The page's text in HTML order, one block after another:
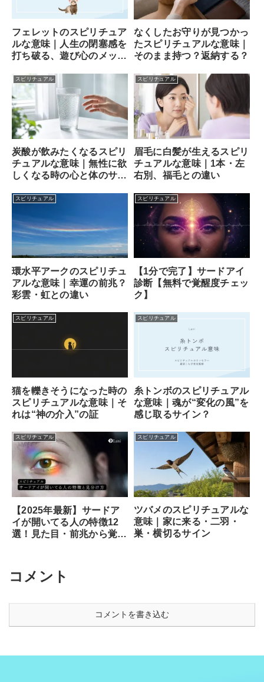
フェレットのスピリチュア
ルな意味｜人生の閉塞感を
打ち破る、遊び心のメッセ
なくしたお守りが見つかっ
たスピリチュアルな意味｜
そのまま持つ？返納する？
スピリチュアル
炭酸が飲みたくなるスピリ
チュアルな意味｜無性に欲
しくなる時の心と体のサイ
スピリチュアル
眉毛に白髪が生えるスピリ
チュアルな意味｜1本・左
右別、福毛との違い
スピリチュアル
環水平アークのスピリチュ
アルな意味｜幸運の前兆？
彩雲・虹との違い
スピリチュアル
【1分で完了】サードアイ
診断【無料で覚醒度チェッ
ク】
スピリチュアル
猫を轢きそうになった時の
スピリチュアルな意味｜そ
れは“神の介入”の証
スピリチュアル
糸トンボのスピリチュアル
な意味｜魂が“変化の風”を
感じ取るサイン？
スピリチュアル
【2025年最新】サードア
イが開いてる人の特徴12
選！見た目・前兆から覚醒
スピリチュアル
ツバメのスピリチュアルな
意味｜家に来る・二羽・
巣・横切るサイン
コメント
コメントを書き込む